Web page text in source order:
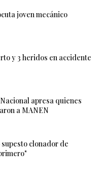
joven mecánico
y 3 heridos en accidente
apresa quienes
a MANEN
clonador de